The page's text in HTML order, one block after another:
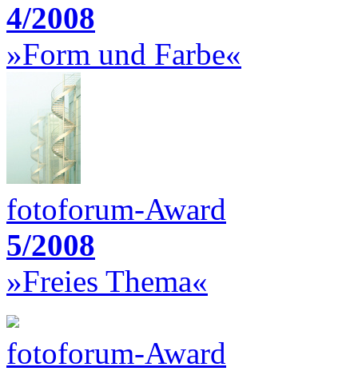
4/2008
»Form und Farbe«
fotoforum-Award
5/2008
»Freies Thema«
fotoforum-Award